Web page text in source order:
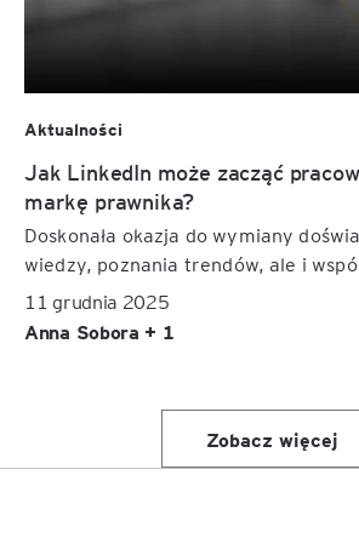
Aktualności
Jak LinkedIn może zacząć
markę prawnika?
Doskonała okazja do wymiany
wiedzy, poznania trendów, ale i
11 grudnia 2025
Anna Sobora + 1
Zobacz więcej